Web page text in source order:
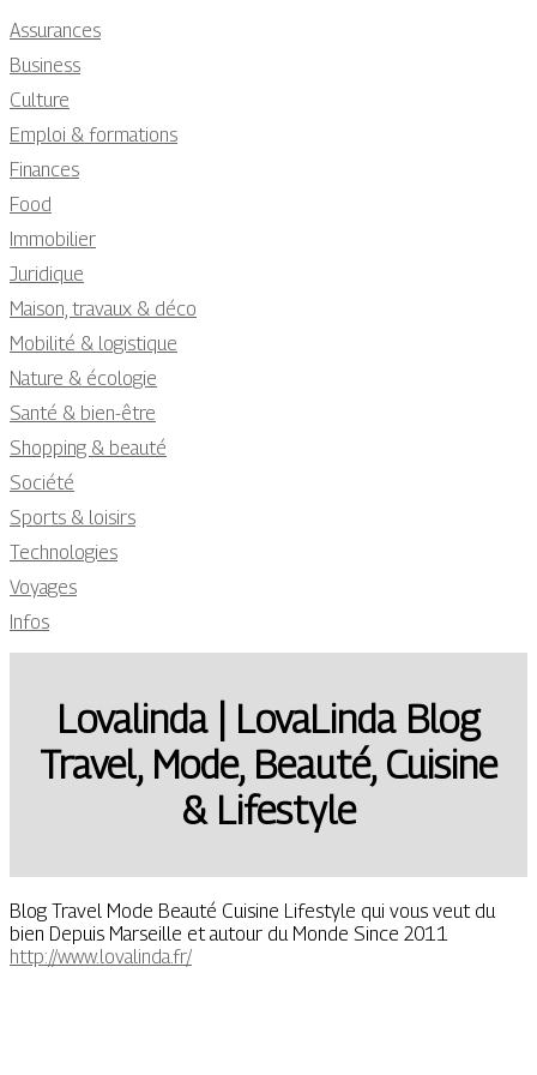
Assurances
Business
Culture
Emploi & formations
Finances
Food
Immobilier
Juridique
Maison, travaux & déco
Mobilité & logistique
Nature & écologie
Santé & bien-être
Shopping & beauté
Société
Sports & loisirs
Technologies
Voyages
Infos
Lovalinda | LovaLinda Blog
Travel, Mode, Beauté, Cuisine
& Lifestyle
Blog Travel Mode Beauté Cuisine Lifestyle qui vous veut du
bien Depuis Marseille et autour du Monde Since 2011
http://www.lovalinda.fr/